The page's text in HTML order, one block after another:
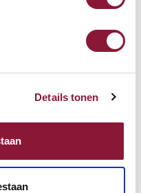
Details tonen
compleet en vraag